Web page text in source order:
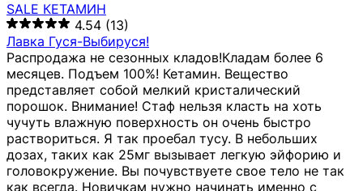
SALE КЕТАМИН
4.54 (13)
Лавка Гуся-Выбируся!
Распродажа не сезонных кладов!Кладам более 6
месяцев. Подъем 100%! Кетамин. Вещество
представляет собой мелкий кристалический
порошок. Внимание! Стаф нельзя класть на хоть
чучуть влажную поверхность он очень быстро
раствориться. Я так проебал тусу. В небольших
дозах, таких как 25мг вызывает легкую эйфорию и
головокружение. Вы почувствуете свое тело не так
как всегда. Новичкам нужно начинать именно с